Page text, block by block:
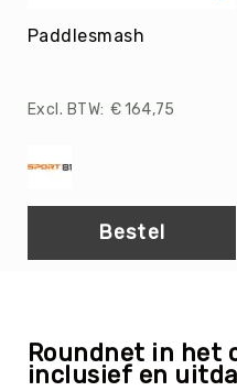
ballen
Vangen
Springen
Paddlesmash
€ 164,75
Bestel
Roundnet in het
inclusief en